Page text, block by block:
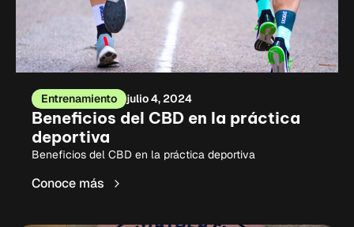
Entrenamiento julio 4, 2024
Beneficios del CBD en la práctica
deportiva
Beneficios del CBD en la práctica deportiva
Conoce más